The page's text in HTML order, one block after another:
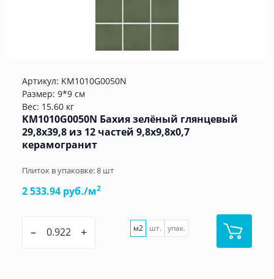
Артикул: KM1010G0050N
Размер: 9*9 см
Вес: 15.60 кг
KM1010G0050N Бахия зелёный глянцевый
29,8х39,8 из 12 частей 9,8x9,8x0,7
керамогранит
Плиток в упаковке:8 шт
2 533.94 руб./м2
– + м2 шт. упак.